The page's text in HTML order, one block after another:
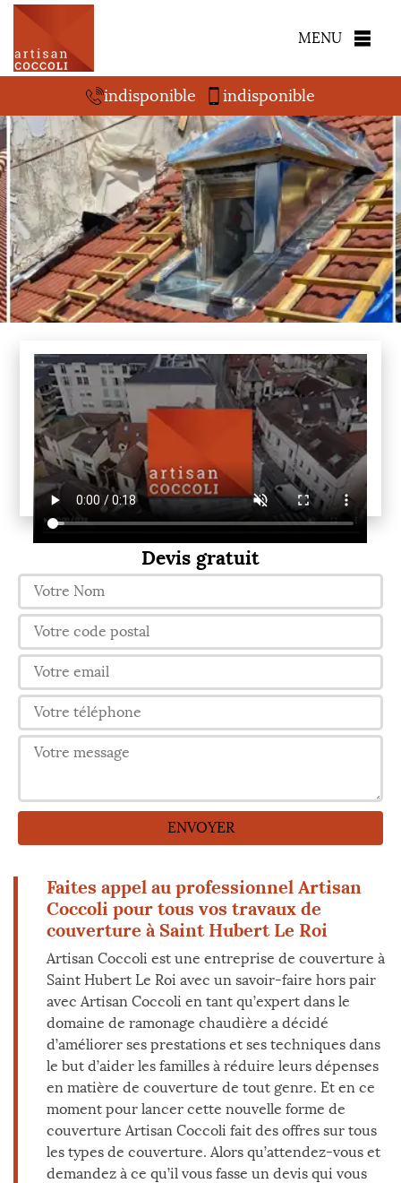
MENU
indisponible indisponible
Devis gratuit
Faites appel au professionnel Artisan
Coccoli pour tous vos travaux de
couverture à Saint Hubert Le Roi
Artisan Coccoli est une entreprise de couverture à
Saint Hubert Le Roi avec un savoir-faire hors pair
avec Artisan Coccoli en tant qu’expert dans le
domaine de ramonage chaudière a décidé
d’améliorer ses prestations et ses techniques dans
le but d’aider les familles à réduire leurs dépenses
en matière de couverture de tout genre. Et en ce
moment pour lancer cette nouvelle forme de
couverture Artisan Coccoli fait des offres sur tous
les types de couverture. Alors qu’attendez-vous et
demandez à ce qu’il vous fasse un devis qui vous